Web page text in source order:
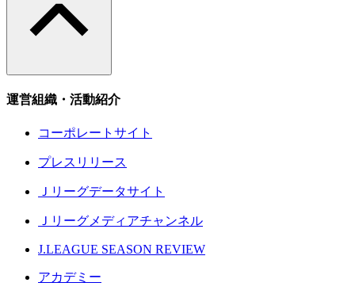
運営組織・活動紹介
コーポレートサイト
プレスリリース
Ｊリーグデータサイト
Ｊリーグメディアチャンネル
J.LEAGUE SEASON REVIEW
アカデミー